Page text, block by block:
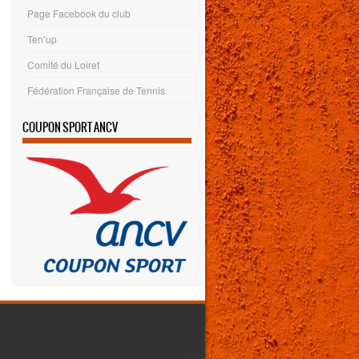
Page Facebook du club
Ten’up
Comité du Loiret
Fédération Française de Tennis
COUPON SPORT ANCV